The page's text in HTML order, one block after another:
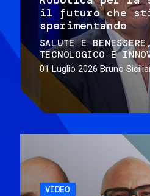
il futuro che
sperimentando
SALUTE E BENESSERE
TECNOLOGICO E
01 Luglio 2026 Bruno
VIDEO